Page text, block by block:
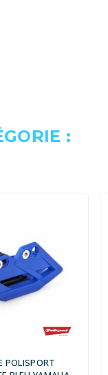
:
POLISPORT